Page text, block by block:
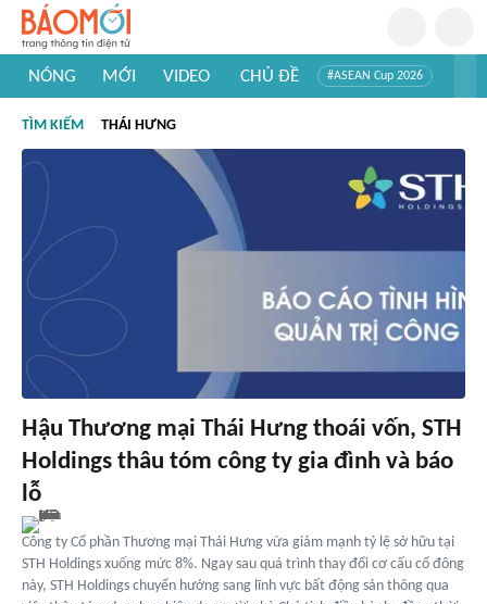
NÓNG MỚI VIDEO CHỦ ĐỀ #ASEAN Cup 2026
#Khám phá thế giới
TÌM KIẾM THÁI HƯNG
Hậu Thương mại Thái Hưng thoái vốn, STH
Holdings thâu tóm công ty gia đình và báo
lỗ
Công ty Cổ phần Thương mại Thái Hưng vừa giảm mạnh tỷ lệ sở hữu tại
STH Holdings xuống mức 8%. Ngay sau quá trình thay đổi cơ cấu cổ đông
này, STH Holdings chuyển hướng sang lĩnh vực bất động sản thông qua